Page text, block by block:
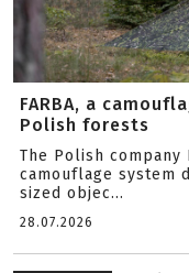
FARBA, a
Polish forests
The Polish company
camouflage system
sized objec...
28.07.2026